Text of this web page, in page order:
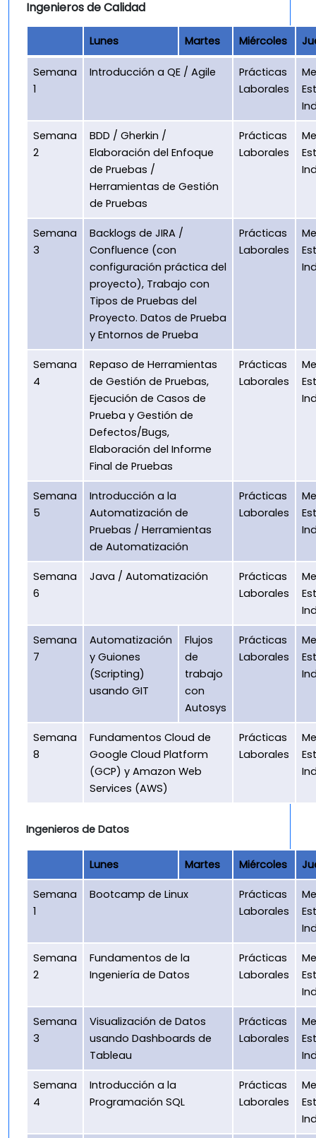
Ingenieros de Calidad
Lunes Martes Miércoles
Semana
1
Introducción a QE / Agile
Prácticas
Laborales
Semana
2
BDD / Gherkin /
Elaboración del Enfoque
de Pruebas /
Herramientas de Gestión
de Pruebas
Prácticas
Laborales
Semana
3
Backlogs de JIRA /
Confluence (con
configuración práctica del
proyecto), Trabajo con
Tipos de Pruebas del
Proyecto. Datos de Prueba
y Entornos de Prueba
Prácticas
Laborales
Semana
4
Repaso de Herramientas
de Gestión de Pruebas,
Ejecución de Casos de
Prueba y Gestión de
Defectos/Bugs,
Elaboración del Informe
Final de Pruebas
Prácticas
Laborales
Semana
5
Introducción a la
Automatización de
Pruebas / Herramientas
de Automatización
Prácticas
Laborales
Semana
6
Java / Automatización
Prácticas
Laborales
Semana
7
Automatización
y Guiones
(Scripting)
usando GIT
Flujos
de
trabajo
con
Autosys
Prácticas
Laborales
Semana
8
Fundamentos Cloud de
Google Cloud Platform
(GCP) y Amazon Web
Services (AWS)
Prácticas
Laborales
Ingenieros de Datos
Lunes Martes Miércoles
Semana
1
Bootcamp de Linux
Prácticas
Laborales
Semana
2
Fundamentos de la
Ingeniería de Datos
Prácticas
Laborales
Semana
3
Visualización de Datos
usando Dashboards de
Tableau
Prácticas
Laborales
Semana
4
Introducción a la
Programación SQL
Prácticas
Laborales